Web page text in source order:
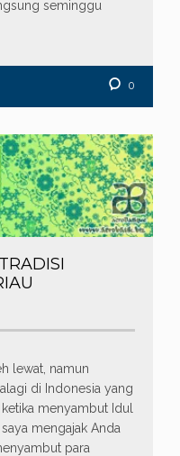
seminggu
0
lewat, namun
di Indonesia yang
menyambut Idul
mengajak Anda
para